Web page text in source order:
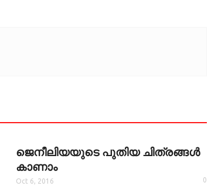
ജെനീലിയയുടെ പുതിയ ചിത്രങ്ങള്‍
കാണാം
Oct 6, 2016 0